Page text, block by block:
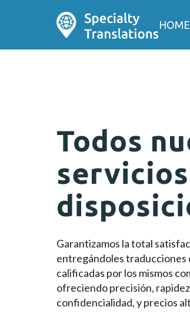
HOME
Todos
Garantizamos la total
entregándoles traducciones
calificadas por los mismos
ofreciendo precisión,
confidencialidad, y precios